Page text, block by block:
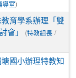
導室)
育學系辦理「雙
會」
(特教組長 /
國小辦理特教知